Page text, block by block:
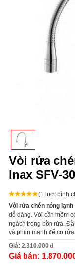
Vòi rửa
Inax SFV-
(1 lượt bình
Vòi rửa chén nóng lạnh
dễ dàng. Vòi cần mềm
ngách trong bồn rửa.
và phun mạnh để cọ
Giá: 2.310.000 đ
Giá bán: